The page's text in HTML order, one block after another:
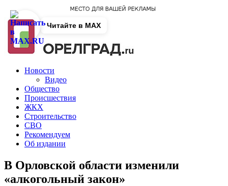
Новости
Видео
Общество
Происшествия
ЖКХ
Строительство
СВО
Рекомендуем
Об издании
В Орловской области изменили
«алкогольный закон»
Читайте в MAX